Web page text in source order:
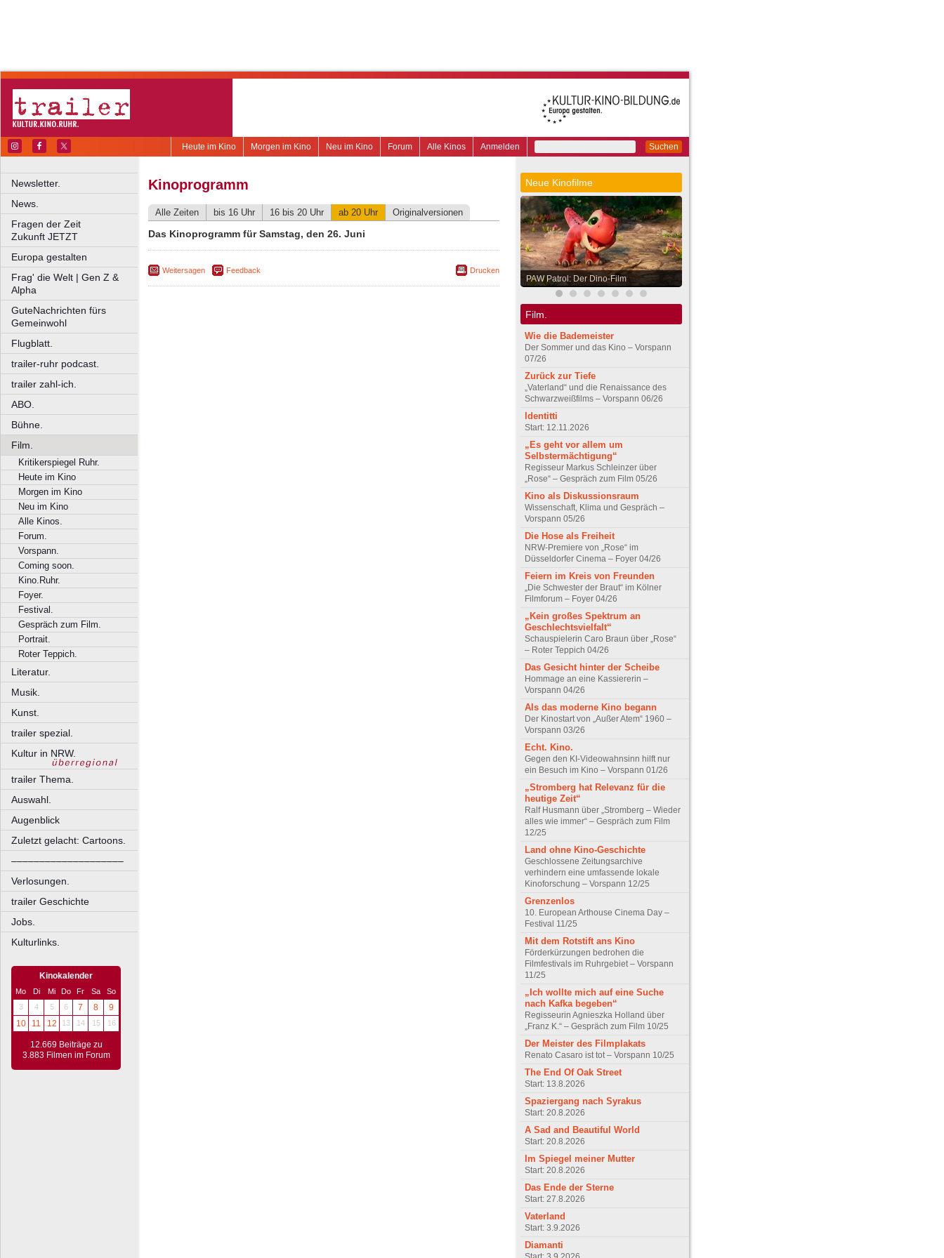
Suchen
Anmelden
Alle Kinos
Forum
Neu im Kino
Morgen im Kino
Heute im Kino
Newsletter.
News.
Fragen der Zeit
Zukunft JETZT
Europa gestalten
Frag' die Welt | Gen Z &
Alpha
GuteNachrichten fürs
Gemeinwohl
Flugblatt.
trailer-ruhr podcast.
trailer zahl-ich.
ABO.
Bühne.
Film.
Kritikerspiegel Ruhr.
Heute im Kino
Morgen im Kino
Neu im Kino
Alle Kinos.
Forum.
Vorspann.
Coming soon.
Kino.Ruhr.
Foyer.
Festival.
Gespräch zum Film.
Portrait.
Roter Teppich.
Literatur.
Musik.
Kunst.
trailer spezial.
Kultur in NRW.
trailer Thema.
Auswahl.
Augenblick
Zuletzt gelacht: Cartoons.
––––––––––––––––––––
Verlosungen.
trailer Geschichte
Jobs.
Kulturlinks.
Kinokalender
Mo Di Mi Do Fr Sa
So
3
4 5 6 7 8
9
10
11 12 13 14 15 16
12.669 Beiträge zu
3.883 Filmen im Forum
Kinoprogramm
Alle Zeiten bis 16 Uhr 16 bis 20 Uhr ab 20 Uhr Originalversionen
Das Kinoprogramm für Samstag, den 26. Juni
Weitersagen Feedback Drucken
Neue Kinofilme
PAW Patrol: Der Dino-Film
Film.
Wie die Bademeister
Der Sommer und das Kino – Vorspann
07/26
Zurück zur Tiefe
„Vaterland“ und die Renaissance des
Schwarzweißfilms – Vorspann 06/26
Identitti
Start: 12.11.2026
„Es geht vor allem um
Selbstermächtigung“
Regisseur Markus Schleinzer über
„Rose“ – Gespräch zum Film 05/26
Kino als Diskussionsraum
Wissenschaft, Klima und Gespräch –
Vorspann 05/26
Die Hose als Freiheit
NRW-Premiere von „Rose“ im
Düsseldorfer Cinema – Foyer 04/26
Feiern im Kreis von Freunden
„Die Schwester der Braut“ im Kölner
Filmforum – Foyer 04/26
„Kein großes Spektrum an
Geschlechtsvielfalt“
Schauspielerin Caro Braun über „Rose“
– Roter Teppich 04/26
Das Gesicht hinter der Scheibe
Hommage an eine Kassiererin –
Vorspann 04/26
Als das moderne Kino begann
Der Kinostart von „Außer Atem“ 1960 –
Vorspann 03/26
Echt. Kino.
Gegen den KI-Videowahnsinn hilft nur
ein Besuch im Kino – Vorspann 01/26
„Stromberg hat Relevanz für die
heutige Zeit“
Ralf Husmann über „Stromberg – Wieder
alles wie immer“ – Gespräch zum Film
12/25
Land ohne Kino-Geschichte
Geschlossene Zeitungsarchive
verhindern eine umfassende lokale
Kinoforschung – Vorspann 12/25
Grenzenlos
10. European Arthouse Cinema Day –
Festival 11/25
Mit dem Rotstift ans Kino
Förderkürzungen bedrohen die
Filmfestivals im Ruhrgebiet – Vorspann
11/25
„Ich wollte mich auf eine Suche
nach Kafka begeben“
Regisseurin Agnieszka Holland über
„Franz K.“ – Gespräch zum Film 10/25
Der Meister des Filmplakats
Renato Casaro ist tot – Vorspann 10/25
The End Of Oak Street
Start: 13.8.2026
Spaziergang nach Syrakus
Start: 20.8.2026
A Sad and Beautiful World
Start: 20.8.2026
Im Spiegel meiner Mutter
Start: 20.8.2026
Das Ende der Sterne
Start: 27.8.2026
Vaterland
Start: 3.9.2026
Diamanti